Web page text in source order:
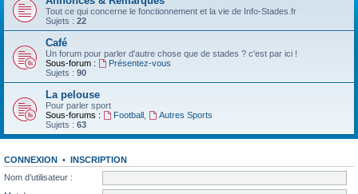
Tout ce qui concerne le fonctionnement et la vie de Info-Stades.fr
Sujets : 22
Café
Un forum pour parler d'autre chose que de stades ? c'est par ici !
Sous-forum :
Présentez-vous
Sujets : 90
La pelouse
Pour parler sport
Sous-forums :
Football,
Autres Sports
Sujets : 63
CONNEXION • INSCRIPTION
Nom d’utilisateur :